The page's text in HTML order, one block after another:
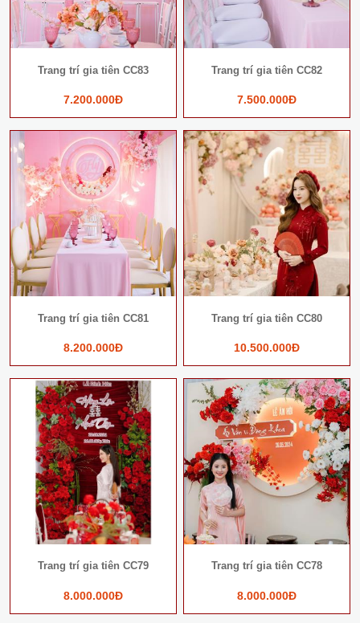
Trang trí gia tiên CC83
7.200.000Đ
Trang trí gia tiên CC82
7.500.000Đ
Trang trí gia tiên CC81
8.200.000Đ
Trang trí gia tiên CC80
10.500.000Đ
Trang trí gia tiên CC79
8.000.000Đ
Trang trí gia tiên CC78
8.000.000Đ